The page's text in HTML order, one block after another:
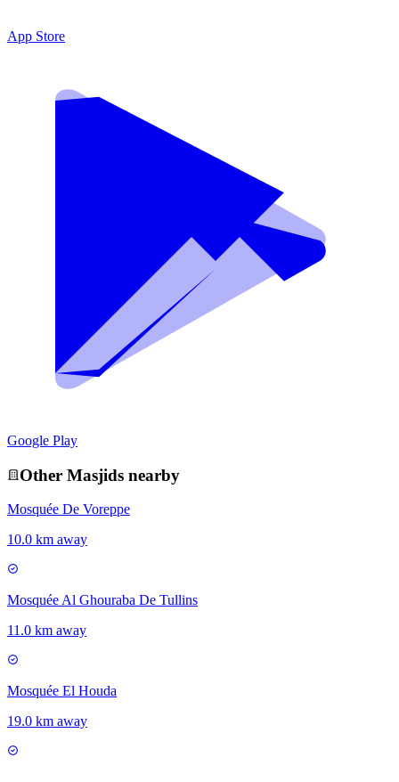
App Store
Google Play
Other Masjids nearby
Mosquée De Voreppe
10.0 km away
Mosquée Al Ghouraba De Tullins
11.0 km away
Mosquée El Houda
19.0 km away